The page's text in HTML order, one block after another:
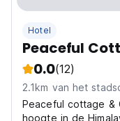
Hotel
Peaceful
0.0(12)
2.1km van het
Peaceful cottage &
hoogte in de